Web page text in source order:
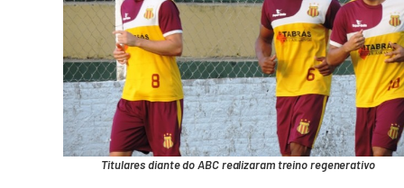
Titulares diante do ABC realizaram treino regenerativo